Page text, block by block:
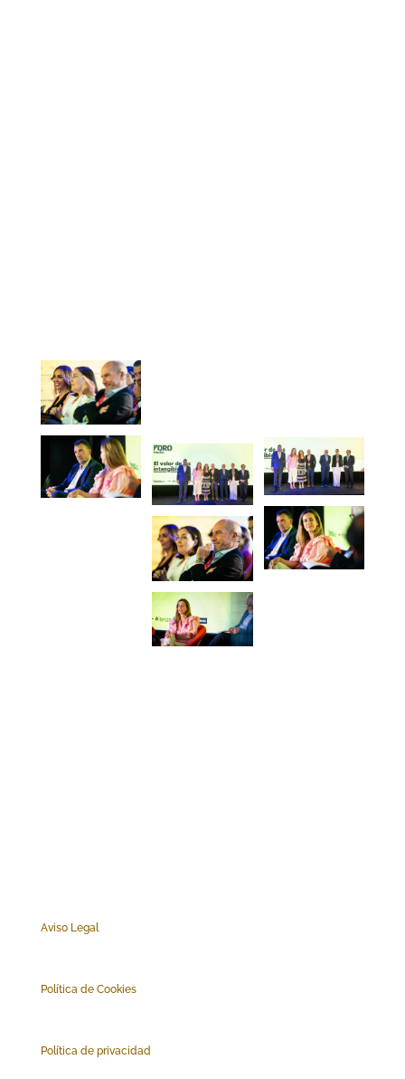
Aviso Legal
Política de Cookies
Política de privacidad